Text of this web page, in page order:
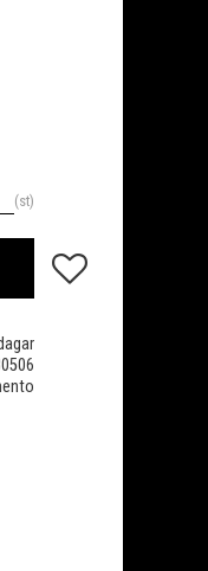
st
Lägg till i favoriter